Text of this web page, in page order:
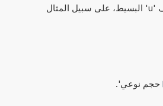
بدلاً من الحرف اليوناني 'µ' (= micro)، يمكن استخدام الحرف 'u' البسيط، على سبيل المثال
حجم نوعي'.